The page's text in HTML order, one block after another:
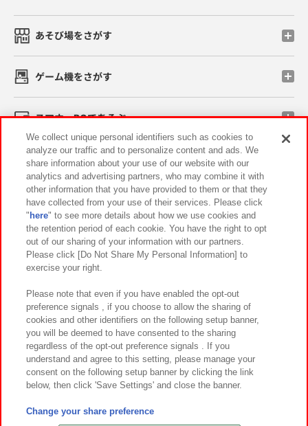
あそび場をさがす
ゲーム機をさがす
スマホ・PCであそぶ
イベント・キャンペーン
関連会社 サステナビリティ サイトポリシー
プライバシーポリシー ウェブアクセシビリティ方針と検証結果
お取引先さまとともに
カスタマーハラスメント対応方針 よくあるご質問・お問い合わせ
©Bandai Namco Amusement Inc.
©Bandai Namco Amusement Lab Inc.
We collect unique personal identifiers such as cookies to
analyze our traffic and to personalize content and ads. We
share information about your use of our website with our
analytics and advertising partners, who may combine it with
other information that you have provided to them or that they
have collected from your use of their services. Please click
" here" to see more details about how we use cookies and
the retention period of each cookie. You have the right to opt
out of our sharing of your information with our partners.
Please click [Do Not Share My Personal Information] to
exercise your right.
Please note that even if you have enabled the opt-out
preference signals , if you choose to allow the sharing of
cookies and other identifiers on the following setup banner,
you will be deemed to have consented to the sharing
regardless of the opt-out preference signals . If you
understand and agree to this setting, please manage your
consent on the following setup banner by clicking the link
below, then click 'Save Settings' and close the banner.
Change your share preference